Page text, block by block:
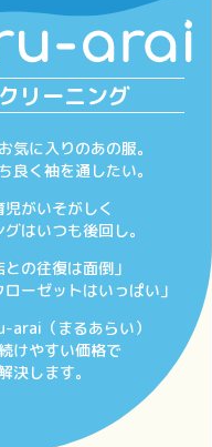
リーニング
気に入りのあの服。
良く袖を通したい。
がいそがしく
はいつも後回し。
の往復は面倒」
ーゼットはいっぱい」
arai（まるあらい）
けやすい価格で
決します。